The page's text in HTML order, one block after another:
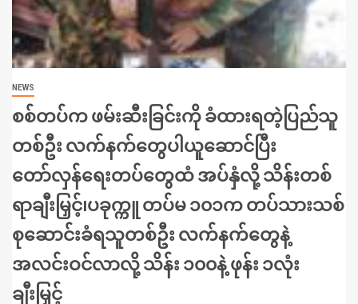
NEWS
စစ်တပ်က ဖမ်းဆီးခြင်းကို ခံထားရတဲ့ပြည်သူ
တစ်ဦး လက်နက်တွေပါယူဆောင်ပြီး
တော်လှန်ရေးတပ်တွေထံ အပ်နှံလို့ သိန်းတစ်
ရာချီးမြှင့်၊ပခုက္ကူ တပ်မ ၁၀၁က တပ်သားသစ်
စုဆောင်းခံရသူတစ်ဦး လက်နက်တွေနဲ့
အလင်းဝင်လာလို့ သိန်း ၁၀၀နဲ့ ဖုန်း ၁လုံး
ချီးမြှင့်